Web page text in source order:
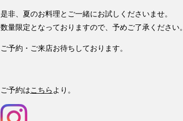
是非、夏のお料理とご一緒にお試しくださいませ。
数量限定となっておりますので、予めご了承ください。
ご予約・ご来店お待ちしております。
ご予約はこちら より。